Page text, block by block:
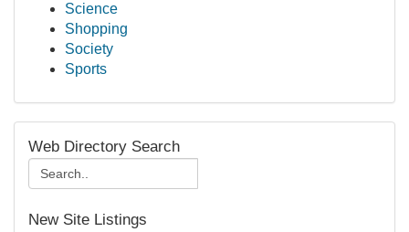
Science
Shopping
Society
Sports
Web Directory Search
New Site Listings